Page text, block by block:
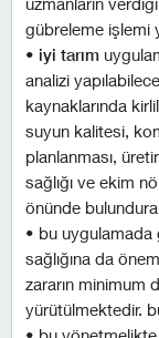
gübreleme işlemi
• i̇yi tarım
analizi
kaynaklarında
suyun kalitesi,
planlanması,
sağlığı ve ekim
önünde
• bu uygulamada
sağlığına da
zararın minimum
yürütülmektedir.